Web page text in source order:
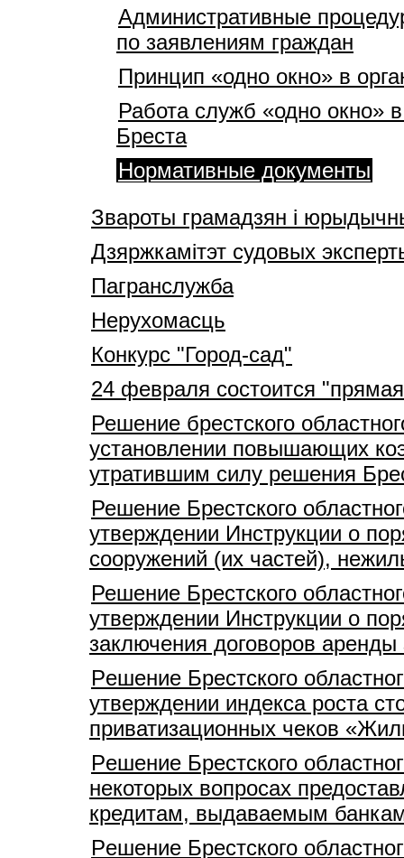
Административные
по заявлениям граждан
Принцип «одно окно» в
Работа служб «одно окно»
Бреста
Нормативные документы
Звароты грамадзян і
Дзяржкамітэт судовых
Пагранслужба
Нерухомасць
Конкурс "Город-сад"
24 февраля состоится
Решение брестского
установлении повышающих
утратившим силу решения
Решение Брестского
утверждении Инструкции о
сооружений (их частей),
Решение Брестского
утверждении Инструкции о
заключения договоров
Pешение Брестского
утверждении индекса роста
приватизационных чеков
Pешение Брестского
некоторых вопросах
кредитам, выдаваемым
Pешение Брестского